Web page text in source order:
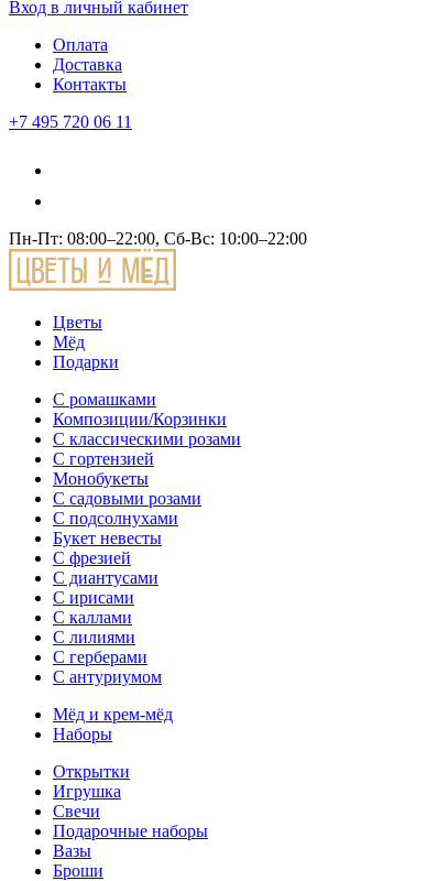
Вход в личный кабинет
Оплата
Доставка
Контакты
+7 495 720 06 11
Пн-Пт: 08:00–22:00, Сб-Вс: 10:00–22:00
Цветы
Мёд
Подарки
С ромашками
Композиции/Корзинки
С классическими розами
С гортензией
Монобукеты
С садовыми розами
С подсолнухами
Букет невесты
С фрезией
С диантусами
С ирисами
С каллами
C лилиями
С герберами
С антуриумом
Мёд и крем-мёд
Наборы
Открытки
Игрушка
Свечи
Подарочные наборы
Вазы
Броши